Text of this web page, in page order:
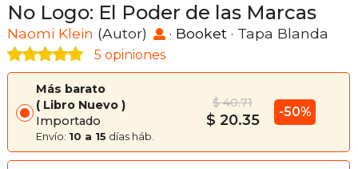
No Logo: El Poder de las Marcas
Naomi Klein (Autor) · Booket · Tapa Blanda
5 opiniones
Más barato
Libro Nuevo
Importado
Envío: 10 a 15 días háb.
$ 40.71
$ 20.35 -50%